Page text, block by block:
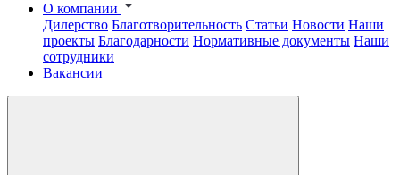
О компании
Дилерство Благотворительность Статьи Новости Наши
проекты Благодарности Нормативные документы Наши
сотрудники
Вакансии